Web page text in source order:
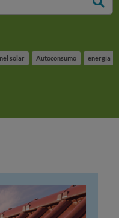
solar Autoconsumo energía